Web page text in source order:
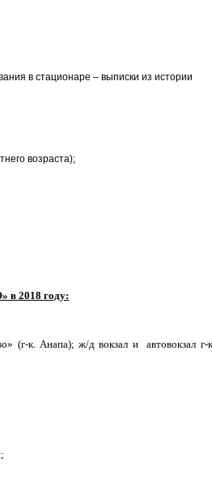
в стационаре – выписки из истории
возраста);
в 2018 году:
(г-к. Анапа); ж/д вокзал и
автовокзал г-